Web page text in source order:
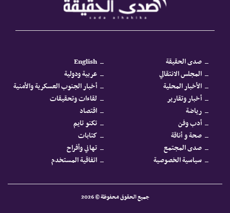
صدى الحقيقة
English
المجلس الانتقالي
عربية ودولية
الأخبار المحلية
أخبار الجنوب العسكرية والأمنية
أخبار وتقارير
لقاءات وتحقيقات
رياضة
اقتصاد
أدب وفن
تكنو تايم
صحة و أناقة
كتابات
صدى المجتمع
تهاني وأفراح
سياسية الخصوصية
اتفاقية المستخدم
جميع الحقوق محفوظة © 2026